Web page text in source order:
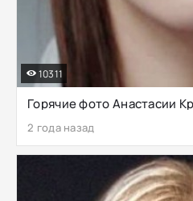
Горячие фото Анастасии
2 года назад
10311